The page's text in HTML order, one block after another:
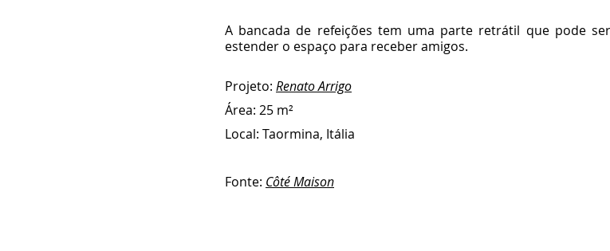
A bancada de refeições tem uma parte retrátil que pode
estender o espaço para receber amigos.
Projeto: Renato Arrigo
Área: 25 m²
Local: Taormina, Itália
Fonte: Côté Maison